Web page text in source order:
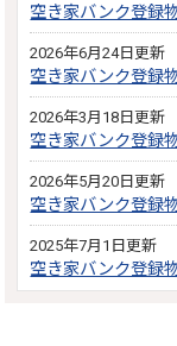
空き家バンク登録
2026年6月24日更新
空き家バンク登録
2026年3月18日更新
空き家バンク登録
2026年5月20日更新
空き家バンク登録
2025年7月1日更新
空き家バンク登録